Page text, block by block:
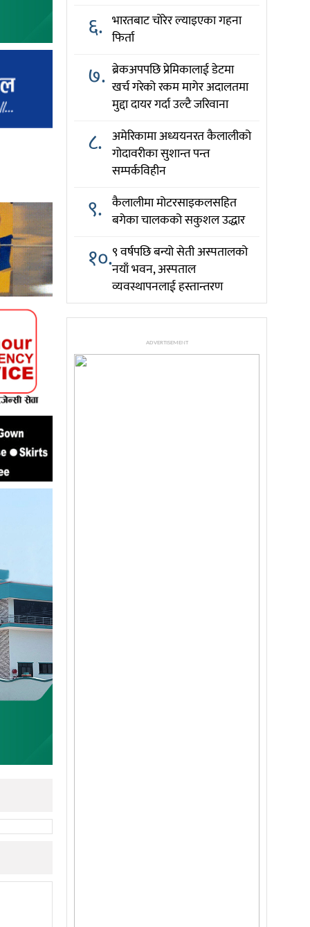
६. भारतबाट चोरेर ल्याइएका गहना
फिर्ता
७. ब्रेकअपपछि प्रेमिकालाई डेटमा
खर्च गरेको रकम मागेर अदालतमा
मुद्दा दायर गर्दा उल्टै जरिवाना
८. अमेरिकामा अध्ययनरत कैलालीको
गोदावरीका सुशान्त पन्त
सम्पर्कविहीन
९. कैलालीमा मोटरसाइकलसहित
बगेका चालकको सकुशल उद्धार
१०.९ वर्षपछि बन्यो सेती अस्पतालको
नयाँ भवन, अस्पताल
व्यवस्थापनलाई हस्तान्तरण
ADVERTISEMENT